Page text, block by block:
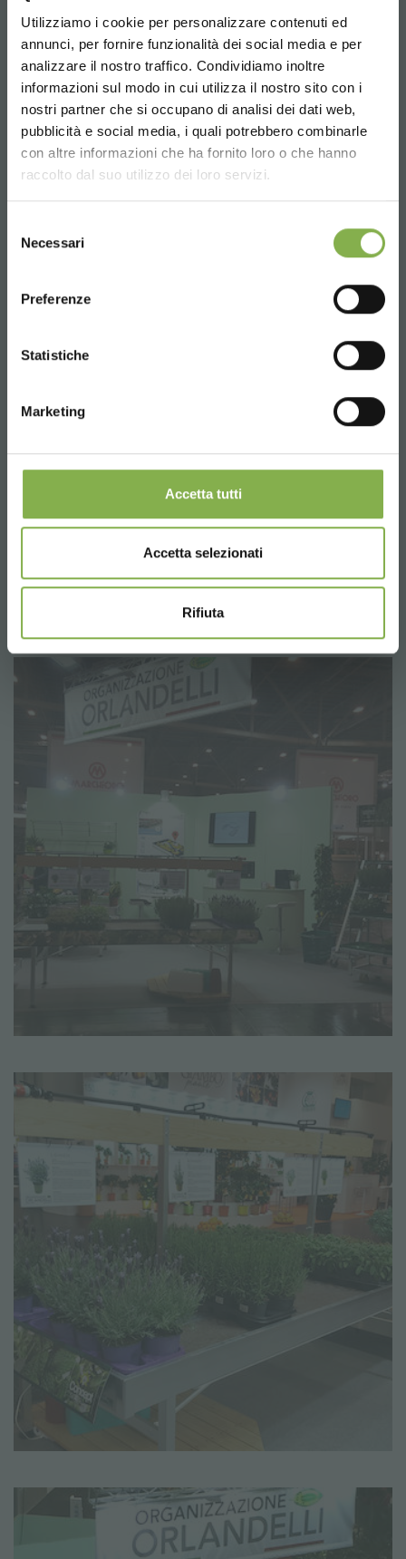
Utilizziamo i cookie per personalizzare contenuti ed
annunci, per fornire funzionalità dei social media e per
analizzare il nostro traffico. Condividiamo inoltre
informazioni sul modo in cui utilizza il nostro sito con i
nostri partner che si occupano di analisi dei dati web,
pubblicità e social media, i quali potrebbero combinarle
con altre informazioni che ha fornito loro o che hanno
raccolto dal suo utilizzo dei loro servizi.
delNecessari
Preferenze
Statistiche
Marketing
Accetta tutti
Accetta selezionati
Rifiuta
GALLERY 2016
Choose the country you are in and your
language for a better browsing experience